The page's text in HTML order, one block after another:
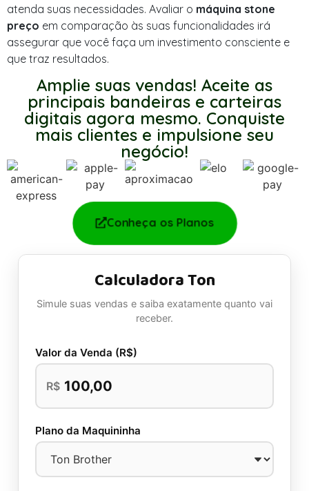
atenda suas necessidades. Avaliar o máquina stone
preço em comparação às suas funcionalidades irá
assegurar que você faça um investimento consciente e
que traz resultados.
Amplie suas vendas! Aceite as
principais bandeiras e carteiras
digitais agora mesmo. Conquiste
mais clientes e impulsione seu
negócio!
Conheça os Planos
Calculadora Ton
Simule suas vendas e saiba exatamente quanto vai
receber.
Valor da Venda (R$)
R$
Plano da Maquininha